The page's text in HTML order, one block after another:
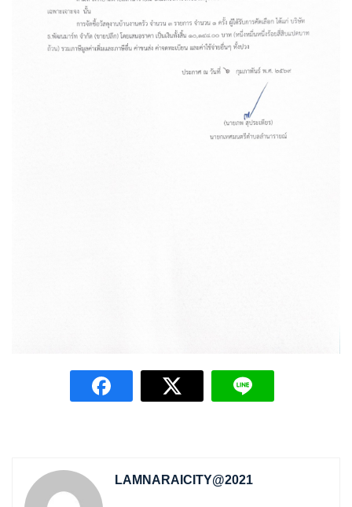
LAMNARAICITY@2021